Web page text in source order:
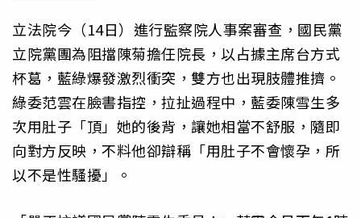
立法院今（14日）進行監察院人事案審查，國民黨
立院黨團為阻擋陳菊擔任院長，以占據主席台方式
杯葛，藍綠爆發激烈衝突，雙方也出現肢體推擠。
綠委范雲在臉書指控，拉扯過程中，藍委陳雪生多
次用肚子「頂」她的後背，讓她相當不舒服，隨即
向對方反映，不料他卻辯稱「用肚子不會懷孕，所
以不是性騷擾」。